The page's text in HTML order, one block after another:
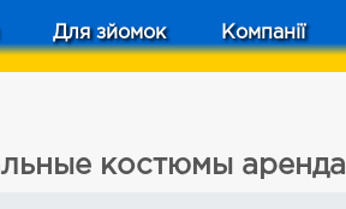
Для зйомок Компанії
костюмы аренда